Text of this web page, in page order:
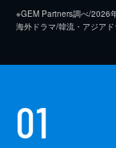
※GEM Partners調べ/2026
海外ドラマ/韓流・アジア
01